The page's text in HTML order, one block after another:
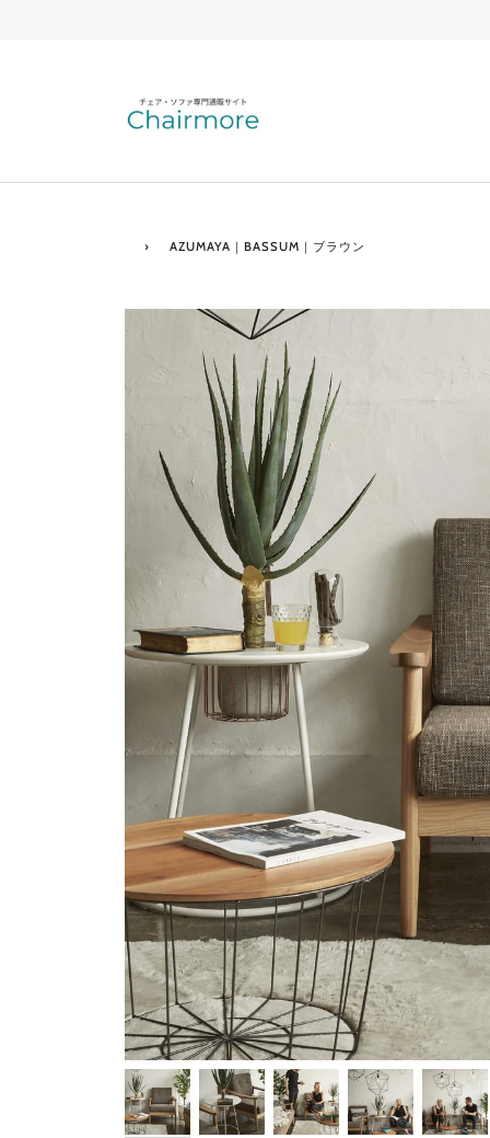
› AZUMAYA｜BASSUM｜ブラウン